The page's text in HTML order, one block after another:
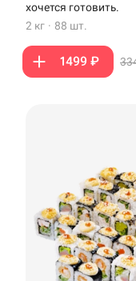
хочется готовить.
2 кг · 88 шт.
1499 ₽